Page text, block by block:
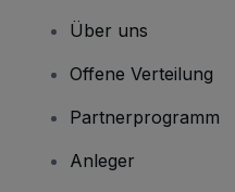
Über uns
Offene Verteilung
Partnerprogramm
Anleger